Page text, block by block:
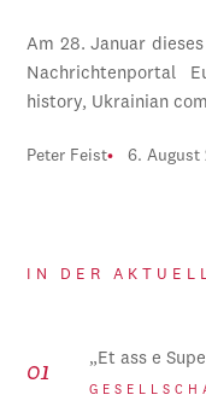
Am 28. Januar
Nachrichtenportal
history, Ukrainian
Peter Feist 6. August
IN DER
„Et ass e